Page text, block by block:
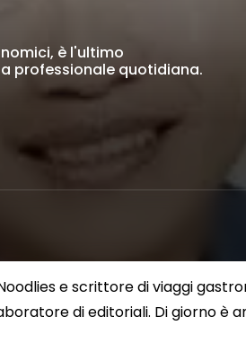
è l'ultimo
professionale quotidiana.
e scrittore di viaggi
di editoriali. Di giorno è